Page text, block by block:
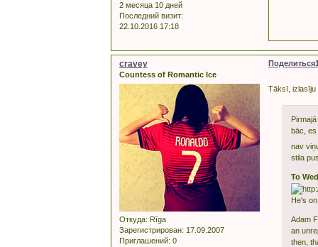
2 месяца 10 дней
Последний визит:
22.10.2016 17:18
Поделиться
cravey
Countess of Romantic Ice
Откуда: Rīga
Зарегистрирован: 17.09.2007
Приглашений: 0
Tāksī, izlasīju
bāc, es
nav
stila
To
He's
Adam
an
then,